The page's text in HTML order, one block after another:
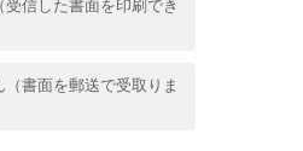
受信した書面を印刷でき
（書面を郵送で受取りま